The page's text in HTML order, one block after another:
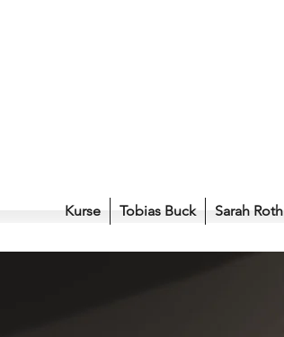
Kurse Tobias Buck Sarah Roth